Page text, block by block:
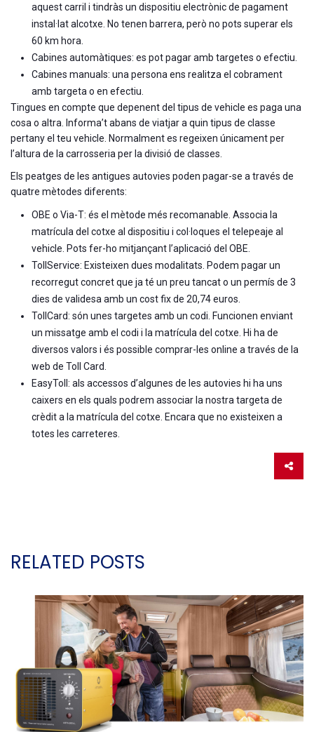
aquest carril i tindràs un dispositiu electrònic de pagament
instal·lat alcotxe. No tenen barrera, però no pots superar els
60 km hora.
Cabines automàtiques: es pot pagar amb targetes o efectiu.
Cabines manuals: una persona ens realitza el cobrament
amb targeta o en efectiu.
Tingues en compte que depenent del tipus de vehicle es paga una
cosa o altra. Informa’t abans de viatjar a quin tipus de classe
pertany el teu vehicle. Normalment es regeixen únicament per
l’altura de la carrosseria per la divisió de classes.
Els peatges de les antigues autovies poden pagar-se a través de
quatre mètodes diferents:
OBE o Via-T: és el mètode més recomanable. Associa la
matrícula del cotxe al dispositiu i col·loques el telepeaje al
vehicle. Pots fer-ho mitjançant l’aplicació del OBE.
TollService: Existeixen dues modalitats. Podem pagar un
recorregut concret que ja té un preu tancat o un permís de 3
dies de validesa amb un cost fix de 20,74 euros.
TollCard: són unes targetes amb un codi. Funcionen enviant
un missatge amb el codi i la matrícula del cotxe. Hi ha de
diversos valors i és possible comprar-les online a través de la
web de Toll Card.
EasyToll: als accessos d’algunes de les autovies hi ha uns
caixers en els quals podrem associar la nostra targeta de
crèdit a la matrícula del cotxe. Encara que no existeixen a
totes les carreteres.
RELATED POSTS